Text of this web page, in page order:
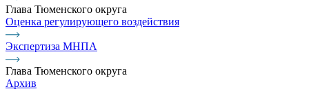
Глава Тюменского округа
Оценка регулирующего воздействия
Экспертиза МНПА
Глава Тюменского округа
Архив